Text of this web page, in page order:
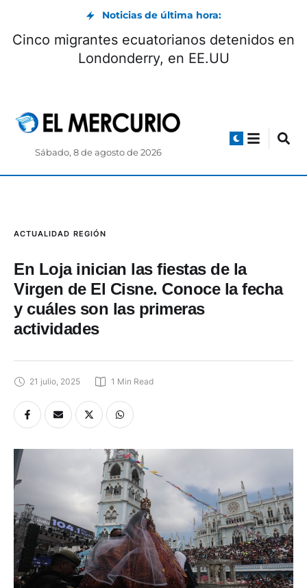
Noticias de última hora:
Cinco migrantes ecuatorianos detenidos en
Londonderry, en EE.UU
Sábado, 8 de agosto de 2026
ACTUALIDAD REGIÓN
En Loja inician las fiestas de la
Virgen de El Cisne. Conoce la fecha
y cuáles son las primeras
actividades
21 julio, 2025 1 Min Read